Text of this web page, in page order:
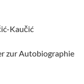
Kaučić
zur Autobiographie